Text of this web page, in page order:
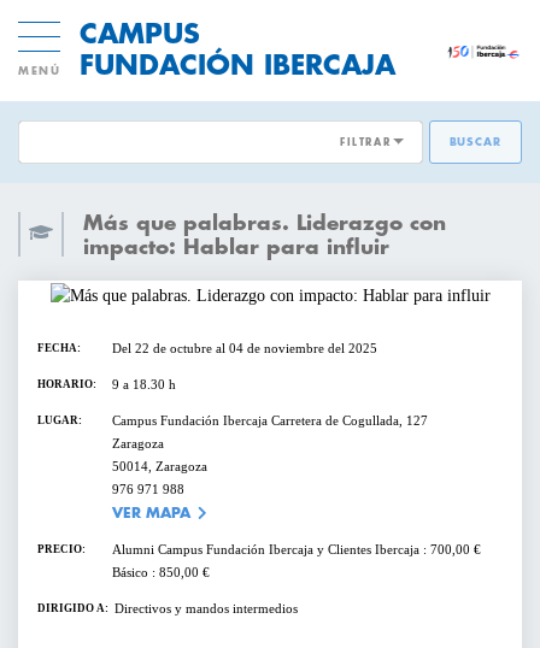
MENÚ
CAMPUS
FUNDACIÓN IBERCAJA
ACTIVIDADES GRATUITAS
CICLOS Y PROGRAMAS
CONFERENCIAS Y MESAS REDONDAS
CURSOS Y TALLERES
PRESENTACIONES
FILTRAR
DESARROLLO DE PERSONAS
INNOVACION Y MODELOS DE
NEGOCIO
TRANSFORMACIÓN DIGITAL
DIRECCIÓN Y ESTRATEGIA
EMPRESAS SOSTENIBLES
VENTAS Y MERCADOS
BUSCAR
Más que palabras. Liderazgo con
impacto: Hablar para influir
FECHA: Del 22 de octubre al 04 de noviembre del 2025
HORARIO: 9 a 18.30 h
LUGAR:
Campus Fundación Ibercaja Carretera de Cogullada, 127
Zaragoza
50014, Zaragoza
976 971 988
VER MAPA
PRECIO:
Alumni Campus Fundación Ibercaja y Clientes Ibercaja : 700,00 €
Básico : 850,00 €
DIRIGIDO A: Directivos y mandos intermedios